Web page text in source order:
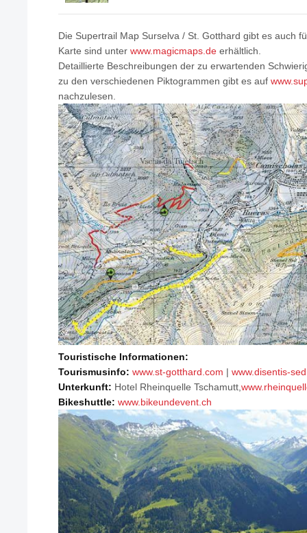
Die Supertrail Map Surselva / St. Gotthard gibt es auch
Karte sind unter www.magicmaps.de erhältlich.
Detaillierte Beschreibungen der zu erwartenden
zu den verschiedenen Piktogrammen gibt es auf
nachzulesen.
Touristische Informationen:
Tourismusinfo: www.st-gotthard.com | www.disentis-
Unterkunft: Hotel Rheinquelle Tschamutt,
Bikeshuttle: www.bikeundevent.ch